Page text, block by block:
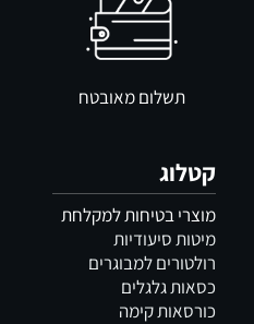
תשלום מאובטח
קטלוג
מוצרי בטיחות למקלחת
מיטות סיעודיות
רולטורים למבוגרים
כסאות גלגלים
כורסאות קימה